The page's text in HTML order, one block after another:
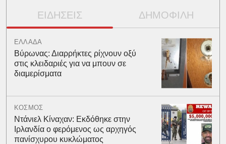
ΕΙΔΗΣΕΙΣ ΔΗΜΟΦΙΛΗ
ΕΛΛΑΔΑ
Βύρωνας: Διαρρήκτες ρίχνουν οξύ
στις κλειδαριές για να μπουν σε
διαμερίσματα
ΚΟΣΜΟΣ
Ντάνιελ Κίναχαν: Εκδόθηκε στην
Ιρλανδία ο φερόμενος ως αρχηγός
πανίσχυρου κυκλώματος